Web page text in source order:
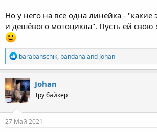
Но у него на всё одна линейка - "какие
и дешёвого мотоцикла". Пусть ей свою
R
e
a
c
t
i
o
n
s
barabanschik, bandana and Johan
Johan
Тру байкер
27 Май 2021